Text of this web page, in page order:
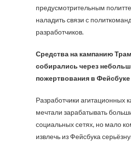
предусмотрительным
наладить связи с
разработчиков.
Средства на кампанию
собирались через
пожертвования в Фейсбуке
Разработчики агитационных
мечтали зарабатывать
социальных сетях, но мало
извлечь из Фейсбука